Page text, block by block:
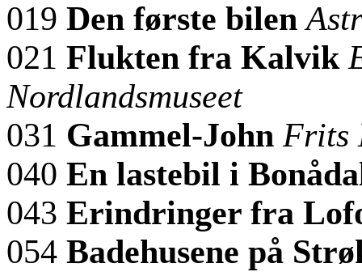
019 Den første bilen
021 Flukten fra Kalvik
Nordlandsmuseet
031 Gammel-John Frits
040 En lastebil i
043 Erindringer fra
054 Badehusene på